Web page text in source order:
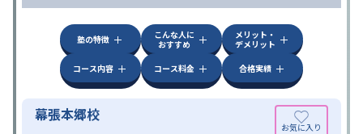
塾の特徴
こんな人に
おすすめ
メリット・
デメリット
コース内容
コース料金 合格実績
幕張本郷校